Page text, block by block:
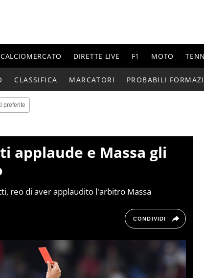
CALCIOMERCATO DIRETTE LIVE F1 MOTO
CLASSIFICA MARCATORI PROBABILI
preferite
applaude e Massa gli
reo di aver applaudito l'arbitro Massa
CONDIVIDI